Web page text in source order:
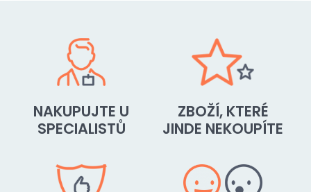
NAKUPUJTE U
SPECIALISTŮ
ZBOŽÍ, KTERÉ
JINDE NEKOUPÍTE